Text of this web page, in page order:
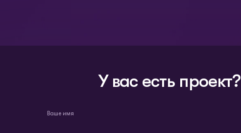
У вас есть проект?
Ваше имя